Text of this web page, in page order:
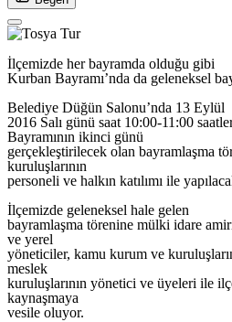
İlçemizde her bayramda olduğu gibi
Kurban Bayramı’nda da geleneksel
Belediye Düğün Salonu’nda 13 Eylül
2016 Salı günü saat 10:00-11:00
Bayramının ikinci günü
gerçekleştirilecek olan bayramlaşma
kuruluşlarının
personeli ve halkın katılımı ile
İlçemizde geleneksel hale gelen
bayramlaşma törenine mülki idare
ve yerel
yöneticiler, kamu kurum ve
meslek
kuruluşlarının yönetici ve üyeleri ile
kaynaşmaya
vesile oluyor.